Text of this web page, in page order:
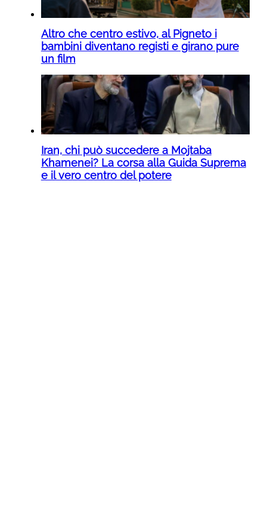
Altro che centro estivo, al Pigneto i
bambini diventano registi e girano pure
un film
Iran, chi può succedere a Mojtaba
Khamenei? La corsa alla Guida Suprema
e il vero centro del potere